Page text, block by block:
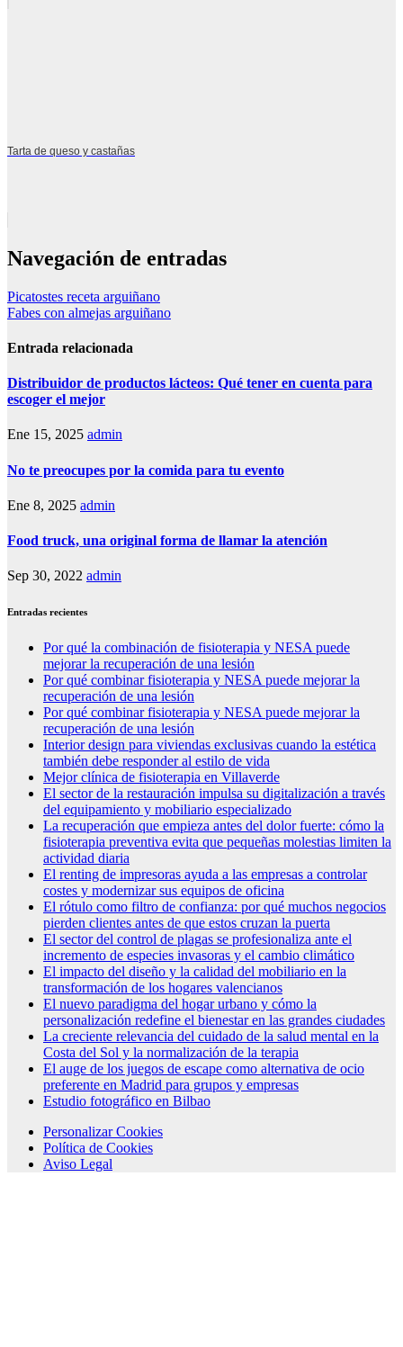
Tarta de queso y castañas
Navegación de entradas
Picatostes receta arguiñano
Fabes con almejas arguiñano
Entrada relacionada
Distribuidor de productos lácteos: Qué tener en cuenta para
escoger el mejor
Ene 15, 2025 admin
No te preocupes por la comida para tu evento
Ene 8, 2025 admin
Food truck, una original forma de llamar la atención
Sep 30, 2022 admin
Entradas recientes
Por qué la combinación de fisioterapia y NESA puede
mejorar la recuperación de una lesión
Por qué combinar fisioterapia y NESA puede mejorar la
recuperación de una lesión
Por qué combinar fisioterapia y NESA puede mejorar la
recuperación de una lesión
Interior design para viviendas exclusivas cuando la estética
también debe responder al estilo de vida
Mejor clínica de fisioterapia en Villaverde
El sector de la restauración impulsa su digitalización a través
del equipamiento y mobiliario especializado
La recuperación que empieza antes del dolor fuerte: cómo la
fisioterapia preventiva evita que pequeñas molestias limiten la
actividad diaria
El renting de impresoras ayuda a las empresas a controlar
costes y modernizar sus equipos de oficina
El rótulo como filtro de confianza: por qué muchos negocios
pierden clientes antes de que estos cruzan la puerta
El sector del control de plagas se profesionaliza ante el
incremento de especies invasoras y el cambio climático
El impacto del diseño y la calidad del mobiliario en la
transformación de los hogares valencianos
El nuevo paradigma del hogar urbano y cómo la
personalización redefine el bienestar en las grandes ciudades
La creciente relevancia del cuidado de la salud mental en la
Costa del Sol y la normalización de la terapia
El auge de los juegos de escape como alternativa de ocio
preferente en Madrid para grupos y empresas
Estudio fotográfico en Bilbao
Personalizar Cookies
Política de Cookies
Aviso Legal